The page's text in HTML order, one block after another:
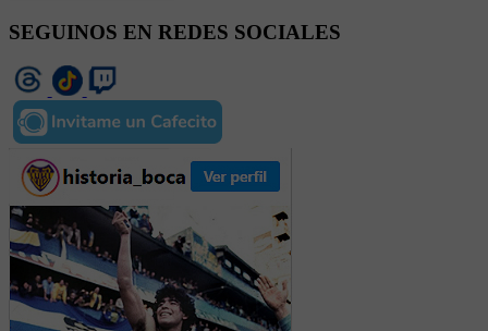
SEGUINOS EN REDES SOCIALES